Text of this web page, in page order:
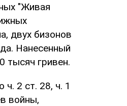
"Живая
двух бизонов
Нанесенный
тысяч гривен.
2 ст. 28, ч. 1
войны,